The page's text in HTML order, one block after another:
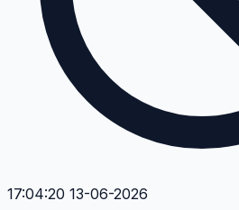
17:04:20 13-06-2026